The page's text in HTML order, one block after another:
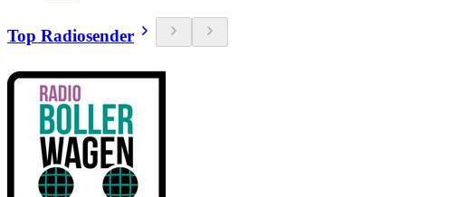
Top Radiosender